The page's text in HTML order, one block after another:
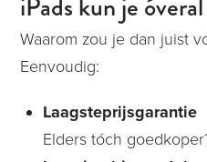
Waarom zou je dan juist
Eenvoudig:
Laagsteprijsgarantie
Elderstóch